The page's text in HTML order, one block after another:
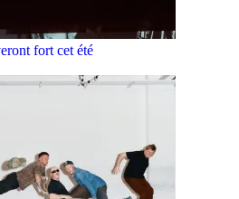
fort cet été